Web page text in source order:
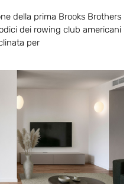
della prima Brooks Brothers
dei rowing club americani
per